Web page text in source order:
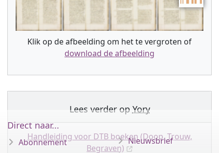
Klik op de afbeelding om het te vergroten of
download de afbeelding
Lees verder op Yory
Handleiding voor DTB boeken (Doop, Trouw,
Begraven)
Direct naar...
Abonnement
Nieuwsbrief